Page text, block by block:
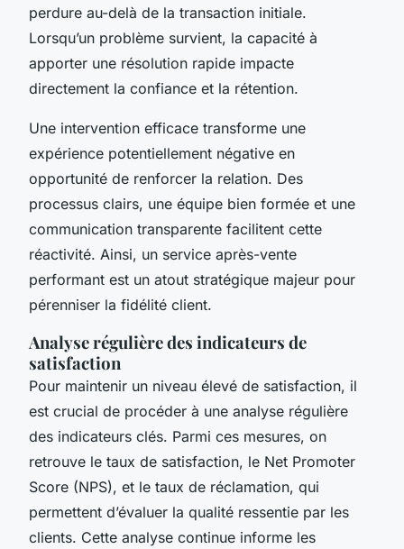
perdure au-delà de la transaction initiale.
Lorsqu’un problème survient, la capacité à
apporter une résolution rapide impacte
directement la confiance et la rétention.
Une intervention efficace transforme une
expérience potentiellement négative en
opportunité de renforcer la relation. Des
processus clairs, une équipe bien formée et une
communication transparente facilitent cette
réactivité. Ainsi, un service après-vente
performant est un atout stratégique majeur pour
pérenniser la fidélité client.
Analyse régulière des indicateurs de
satisfaction
Pour maintenir un niveau élevé de satisfaction, il
est crucial de procéder à une analyse régulière
des indicateurs clés. Parmi ces mesures, on
retrouve le taux de satisfaction, le Net Promoter
Score (NPS), et le taux de réclamation, qui
permettent d’évaluer la qualité ressentie par les
clients. Cette analyse continue informe les